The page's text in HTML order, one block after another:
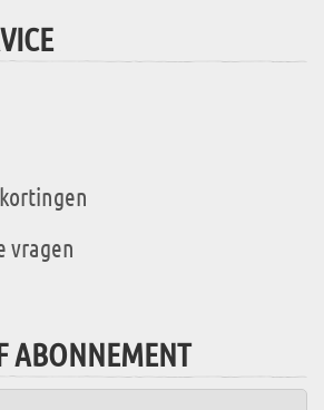
vragen
ABONNEMENT